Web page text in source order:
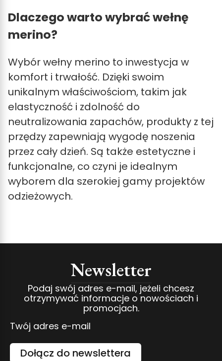
Dlaczego warto wybrać wełnę
merino?
Wybór wełny merino to inwestycja w
komfort i trwałość. Dzięki swoim
unikalnym właściwościom, takim jak
elastyczność i zdolność do
neutralizowania zapachów, produkty z tej
przędzy zapewniają wygodę noszenia
przez cały dzień. Są także estetyczne i
funkcjonalne, co czyni je idealnym
wyborem dla szerokiej gamy projektów
odzieżowych.
Newsletter
Podaj swój adres e-mail, jeżeli chcesz
otrzymywać informacje o nowościach i
promocjach.
Twój adres e-mail
Dołącz do newslettera